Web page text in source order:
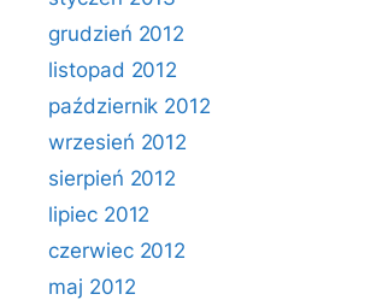
grudzień 2012
listopad 2012
październik 2012
wrzesień 2012
sierpień 2012
lipiec 2012
czerwiec 2012
maj 2012